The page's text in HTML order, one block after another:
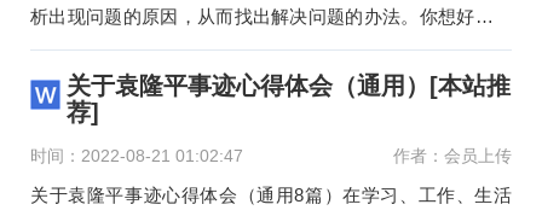
析出现问题的原因，从而找出解决问题的办法。你想好怎么
写心得体会
关于袁隆平事迹心得体会（通用）[本站推
荐]
时间：2022-08-21 01:02:47 作者：会员上传
关于袁隆平事迹心得体会（通用8篇）在学习、工作、生活